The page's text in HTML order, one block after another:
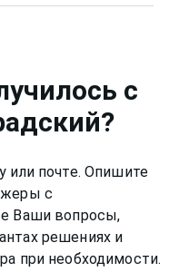
пластикового
что
окон в
о том, что
окон в
не
Мы считаем,
своим делом.
на
с
?
или почте. Опишите
с
Ваши вопросы,
решениях и
при необходимости.